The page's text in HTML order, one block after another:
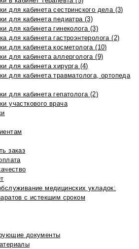
для кабинета сестринского дела (3)
для кабинета педиатра (3)
для кабинета гинеколога (3)
для кабинета гастроэнтеролога (2)
для кабинета косметолога (10)
для кабинета аллерголога (9)
для кабинета хирурга (4)
для кабинета травматолога, ортопеда
для кабинета гепатолога (2)
участкового врача
заказ
медицинских укладок:
с истекшим сроком
документы